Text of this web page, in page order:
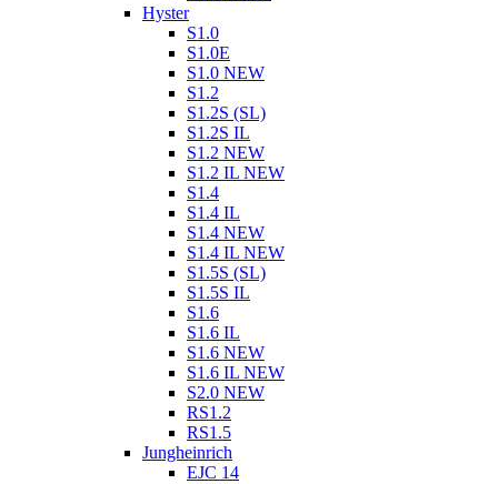
Hyster
S1.0
S1.0E
S1.0 NEW
S1.2
S1.2S (SL)
S1.2S IL
S1.2 NEW
S1.2 IL NEW
S1.4
S1.4 IL
S1.4 NEW
S1.4 IL NEW
S1.5S (SL)
S1.5S IL
S1.6
S1.6 IL
S1.6 NEW
S1.6 IL NEW
S2.0 NEW
RS1.2
RS1.5
Jungheinrich
EJC 14